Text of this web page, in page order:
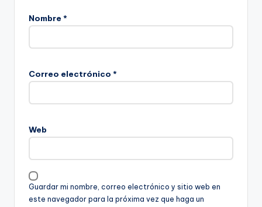
Nombre *
Correo electrónico *
Web
Guardar mi nombre, correo electrónico y sitio web en
este navegador para la próxima vez que haga un